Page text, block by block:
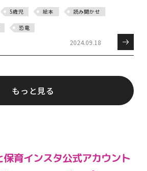
5歳児 絵本 読み聞かせ
恐竜
2024.09.18
もっと見る